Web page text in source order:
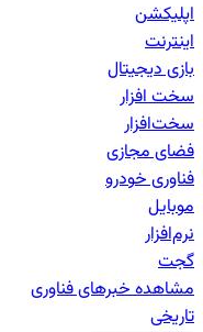
اپلیکشن
اینترنت
بازی دیجیتال
سخت افزار
سخت‌افزار
فضای مجازی
فناوری خودرو
موبایل
نرم‌افزار
گجت
مشاهده خبرهایفناوری
تاریخی